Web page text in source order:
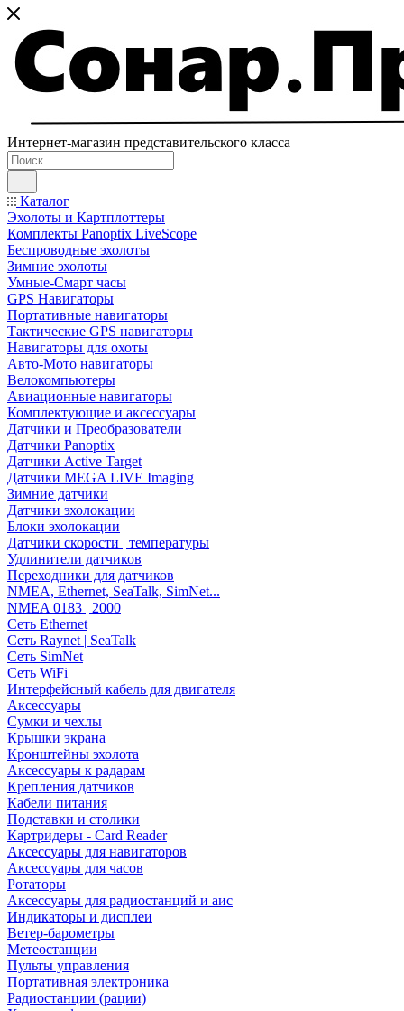
Интернет-магазин представительского класса
Каталог
Эхолоты и Картплоттеры
Комплекты Panoptix LiveScope
Беспроводные эхолоты
Зимние эхолоты
Умные-Смарт часы
GPS Навигаторы
Портативные навигаторы
Тактические GPS навигаторы
Навигаторы для охоты
Авто-Мото навигаторы
Велокомпьютеры
Авиационные навигаторы
Комплектующие и аксессуары
Датчики и Преобразователи
Датчики Panoptix
Датчики Active Target
Датчики MEGA LIVE Imaging
Зимние датчики
Датчики эхолокации
Блоки эхолокации
Датчики скорости | температуры
Удлинители датчиков
Переходники для датчиков
NMEA, Ethernet, SeaTalk, SimNet...
NMEA 0183 | 2000
Сеть Ethernet
Сеть Raynet | SeaTalk
Сеть SimNet
Сеть WiFi
Интерфейсный кабель для двигателя
Аксессуары
Сумки и чехлы
Крышки экрана
Кронштейны эхолота
Аксессуары к радарам
Крепления датчиков
Кабели питания
Подставки и столики
Картридеры - Card Reader
Аксессуары для навигаторов
Аксессуары для часов
Ротаторы
Аксессуары для радиостанций и аис
Индикаторы и дисплеи
Ветер-барометры
Метеостанции
Пульты управления
Портативная электроника
Радиостанции (рации)